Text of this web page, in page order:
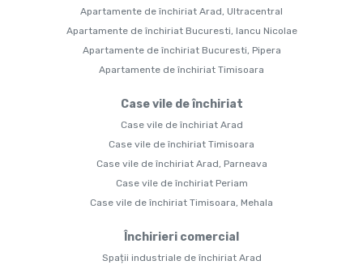
Apartamente de închiriat Arad, Ultracentral
Apartamente de închiriat Bucuresti, Iancu Nicolae
Apartamente de închiriat Bucuresti, Pipera
Apartamente de închiriat Timisoara
Case vile de închiriat
Case vile de închiriat Arad
Case vile de închiriat Timisoara
Case vile de închiriat Arad, Parneava
Case vile de închiriat Periam
Case vile de închiriat Timisoara, Mehala
Închirieri comercial
Spații industriale de închiriat Arad